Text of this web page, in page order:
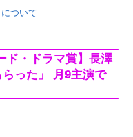
ついて
ド・ドラマ賞】長澤
った」 月9主演で